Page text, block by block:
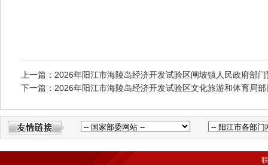
上一篇：2026年阳江市海陵岛经济开发试验区闸坡镇人民政府部
下一篇：2026年阳江市海陵岛经济开发试验区文化旅游和体育局